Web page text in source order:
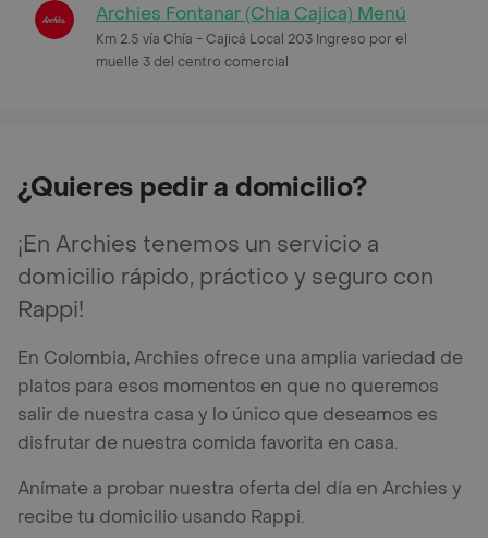
Archies Fontanar (Chia Cajica) Menú
Km 2.5 vía Chía - Cajicá Local 203 Ingreso por el
muelle 3 del centro comercial
¿Quieres pedir a domicilio?
¡En Archies tenemos un servicio a
domicilio rápido, práctico y seguro con
Rappi!
En Colombia, Archies ofrece una amplia variedad de
platos para esos momentos en que no queremos
salir de nuestra casa y lo único que deseamos es
disfrutar de nuestra comida favorita en casa.
Anímate a probar nuestra oferta del día en Archies y
recibe tu domicilio usando Rappi.